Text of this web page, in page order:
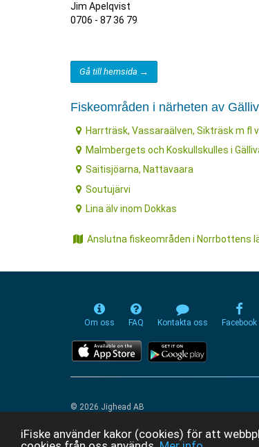
iFiske använder kakor (cookies) för att
Jim Apelqvist
0706 - 87 36 79
Gå till hemsida →
Fiskeområden i närheten av
Harrträsk, Vassaraälven, Sikträsk m fl
Malmbergets och Koskullskulles i
Saitisjöarna, Nattavaara
Soutujärvi
Lina älv inom Dokkas
Anslutna fiskeområden i Norrbottens
Om oss FAQ Kontakta oss Facebook
© 2026 Jighead AB